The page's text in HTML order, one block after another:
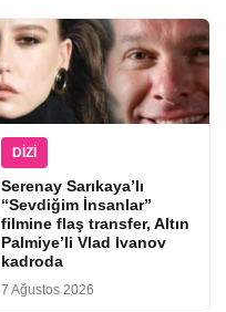
DIZI
Serenay Sarıkaya’lı
“Sevdiğim İnsanlar”
filmine flaş transfer, Altın
Palmiye’li Vlad Ivanov
kadroda
7 Ağustos 2026